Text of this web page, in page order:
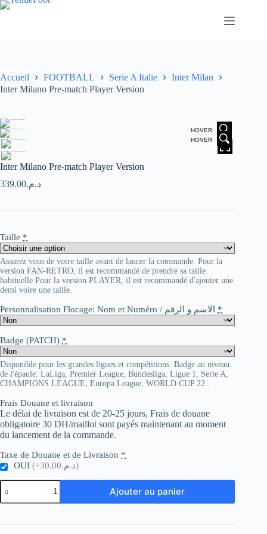
Passer
Accueil FOOTBALL Serie A Italie
Inter Milan
Inter Milano Pre-match Player Version
HOVER
HOVER
Inter Milano Pre-match Player Version
د.م.339.00
Taille *
Assurez vous de votre taille avant de lancer la commande. Pour la
version FAN-RETRO, il est recommandé de prendre sa taille
habituelle Pour la version PLAYER, il est recommandé d'ajouter une
demi voire une taille.
Personnalisation Flocage: Nom et Numéro / الاسم و الرقم *
Badge (PATCH) *
Disponible pour les grandes ligues et compétitions. Badge au niveau
de l'épaule: LaLiga, Premier League, Bundesliga, Ligue 1, Serie A,
CHAMPIONS LEAGUE, Europa League, WORLD CUP 22..
Frais Douane et livraison
Le délai de livraison est de 20-25 jours, Frais de douane
obligatoire 30 DH/maillot sont payés maintenant au moment
du lancement de la commande.
Taxe de Douane et de Livraison *
OUI
(+د.م.30.00)
quantité
de
Inter
Pre-
Ajouter au panier